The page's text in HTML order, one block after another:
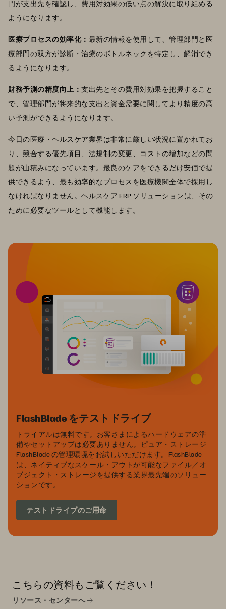
門が支出先を確認し、費用対効果の低い点の解決に取り組める
ようになります。
医療プロセスの効率化： 最新の情報を使用して、管理部門と医
療部門の双方が診断・治療のボトルネックを特定し、解消でき
るようになります。
財務予測の精度向上： 支出先とその費用対効果を把握すること
で、管理部門が将来的な支出と資金需要に関してより精度の高
い予測ができるようになります。
今日の医療・ヘルスケア業界は非常に厳しい状況に置かれてお
り、競合する優先項目、法規制の変更、コストの増加などの問
題が山積みになっています。最良のケアをできるだけ安価で提
供できるよう、最も効率的なプロセスを医療機関全体で採用し
なければなりません。ヘルスケア ERP ソリューションは、その
ために必要なツールとして機能します。
FlashBlade をテストドライブ
トライアルは無料です。お客さまによるハードウェアの準
備やセットアップは必要ありません。ピュア・ストレージ
FlashBlade の管理環境をお試しいただけます。FlashBlade
は、ネイティブなスケール・アウトが可能なファイル／オ
ブジェクト・ストレージを提供する業界最先端のソリュー
ションです。
テストドライブのご用命
こちらの資料もご覧ください！
リソース・センターへ